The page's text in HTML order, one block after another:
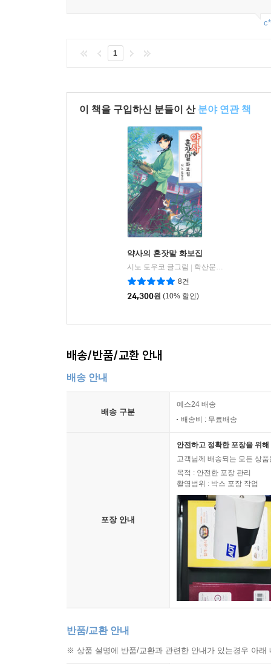
1
이 책을 구입하신 분들이 산 분야 연관 책
약사의 혼잣말 화보집
시노 토우코 글그림
학산문화사
8건
24,300원 (10% 할인)
배송/반품/교환 안내
배송 안내
배송 구분
예스24 배송
배송비 : 무료배송
포장 안내
안전하고 정확한 포장을 위
고객님께 배송되는 모든 상
목적 : 안전한 포장 관리
촬영범위 : 박스 포장 작업
반품/교환 안내
※ 상품 설명에 반품/교환과 관련한 안내가 있는경우 아